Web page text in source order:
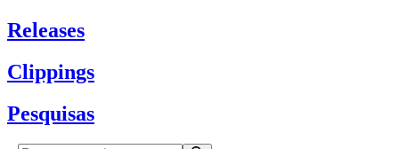
Releases
Clippings
Pesquisas